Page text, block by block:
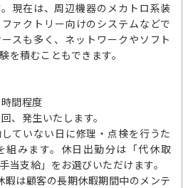
現在は、周辺機器のメカトロ系装
ァクトリー向けのシステムなどで
スも多く、ネットワークやソフト
を積むこともできます。
間程度
、発生いたします。
ていない日に修理・点検を行うた
組みます。休日出勤分は「代休取
当支給」をお選びいただけます。
暇は顧客の長期休暇期間中のメンテ